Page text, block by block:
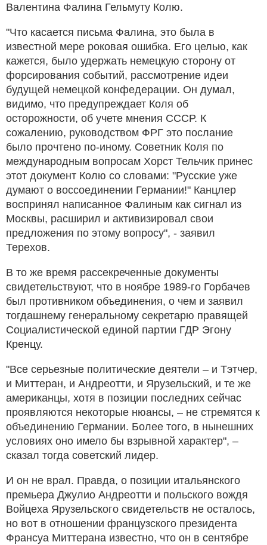
Валентина Фалина Гельмуту Колю.
"Что касается письма Фалина, это была в
известной мере роковая ошибка. Его целью, как
кажется, было удержать немецкую сторону от
форсирования событий, рассмотрение идеи
будущей немецкой конфедерации. Он думал,
видимо, что предупреждает Коля об
осторожности, об учете мнения СССР. К
сожалению, руководством ФРГ это послание
было прочтено по-иному. Советник Коля по
международным вопросам Хорст Тельчик принес
этот документ Колю со словами: "Русские уже
думают о воссоединении Германии!" Канцлер
воспринял написанное Фалиным как сигнал из
Москвы, расширил и активизировал свои
предложения по этому вопросу", - заявил
Терехов.
В то же время рассекреченные документы
свидетельствуют, что в ноябре 1989-го Горбачев
был противником объединения, о чем и заявил
тогдашнему генеральному секретарю правящей
Социалистической единой партии ГДР Эгону
Кренцу.
"Все серьезные политические деятели – и Тэтчер,
и Миттеран, и Андреотти, и Ярузельский, и те же
американцы, хотя в позиции последних сейчас
проявляются некоторые нюансы, – не стремятся к
объединению Германии. Более того, в нынешних
условиях оно имело бы взрывной характер", –
сказал тогда советский лидер.
И он не врал. Правда, о позиции итальянского
премьера Джулио Андреотти и польского вождя
Войцеха Ярузельского свидетельств не осталось,
но вот в отношении французского президента
Франсуа Миттерана известно, что он в сентябре